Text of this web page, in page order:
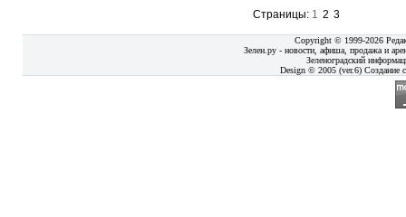
Страницы: 1 2 3
Copyright © 1999-2026
Зелен.ру - новости, афиша, продажа и
Зеленоградский
Design © 2005 (ver.6) Создание